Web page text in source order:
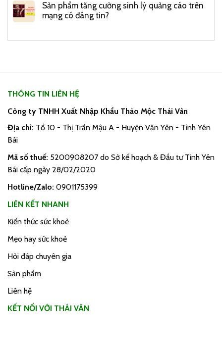
Sản phẩm tăng cường sinh lý quảng cáo trên
mạng có đáng tin?
THÔNG TIN LIÊN HỆ
Công ty TNHH Xuất Nhập Khẩu Thảo Mộc Thái Vân
Địa chỉ: Tổ 10 - Thị Trấn Mậu A - Huyện Văn Yên - Tỉnh Yên
Bái
Mã số thuế: 5200908207 do Sở kế hoạch & Đầu tư Tỉnh Yên
Bái cấp ngày 28/02/2020
Hotline/Zalo: 0901175399
LIÊN KẾT NHANH
Kiến thức sức khoẻ
Mẹo hay sức khoẻ
Hỏi đáp chuyên gia
Sản phẩm
Liên hệ
KẾT NỐI VỚI THÁI VÂN